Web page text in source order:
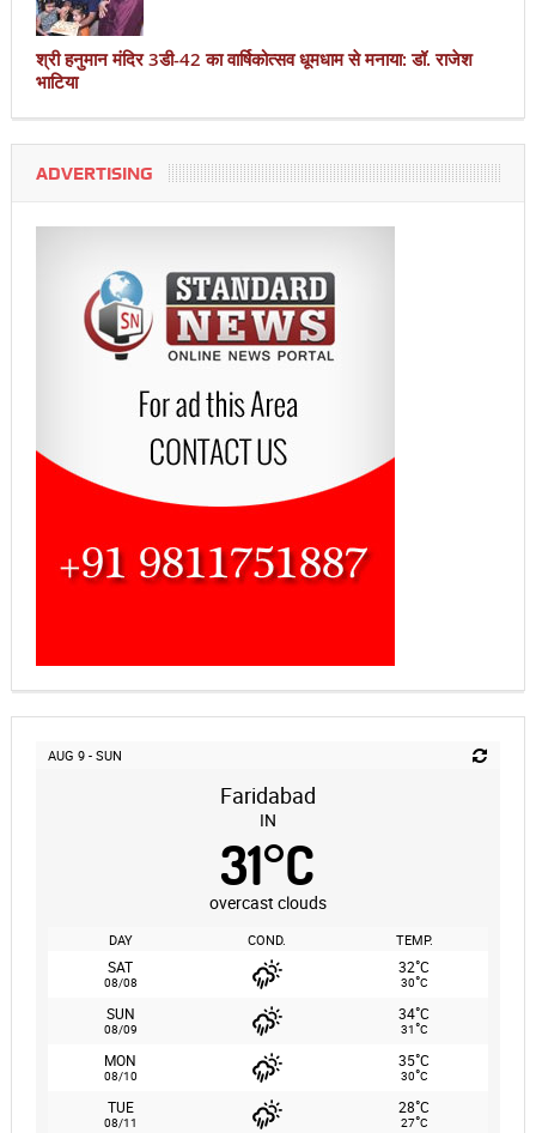
श्री हनुमान मंदिर 3डी-42 का वार्षिकोत्सव धूमधाम से मनाया: डॉ. राजेश
भाटिया
ADVERTISING
AUG 9 - SUN
Faridabad
IN
31°C
overcast clouds
DAY COND. TEMP.
SAT
08/08
32°C
30°C
SUN
08/09
34°C
31°C
MON
08/10
35°C
30°C
TUE
08/11
28°C
27°C